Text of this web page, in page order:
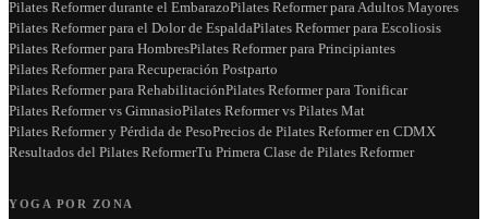
Pilates Reformer durante el EmbarazoPilates Reformer para Adultos Mayores
Pilates Reformer para el Dolor de EspaldaPilates Reformer para Escoliosis
Pilates Reformer para HombresPilates Reformer para Principiantes
Pilates Reformer para Recuperación Postparto
Pilates Reformer para RehabilitaciónPilates Reformer para Tonificar
Pilates Reformer vs GimnasioPilates Reformer vs Pilates Mat
Pilates Reformer y Pérdida de PesoPrecios de Pilates Reformer en CDMX
Resultados del Pilates ReformerTu Primera Clase de Pilates Reformer
YOGA POR ZONA